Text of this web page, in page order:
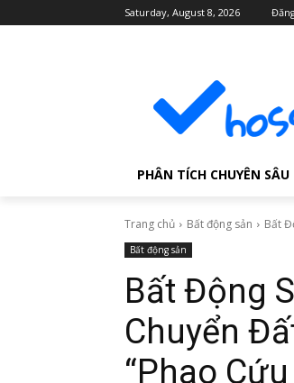
Saturday, August 8, 2026
PHÂN TÍCH CHUYÊN SÂU
Trang chủ Bất động sản Bất
Bất động sản
Bất Động
Chuyển
“Phao